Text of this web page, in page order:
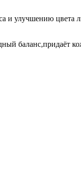
и улучшению цвета
баланс,придаёт